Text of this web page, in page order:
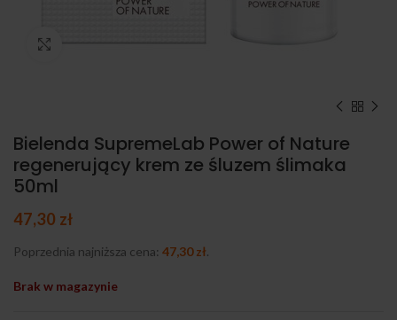
Bielenda SupremeLab Power of Nature
regenerujący krem ze śluzem ślimaka
50ml
47,30 zł
Poprzednia najniższa cena: 47,30zł.
Brak w magazynie